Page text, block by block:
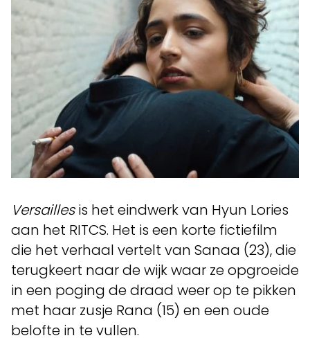
Versaillesis het eindwerk van Hyun Lories
aan het RITCS. Het is een korte fictiefilm
die het verhaal vertelt van Sanaa (23), die
terugkeert naar de wijk waar ze opgroeide
in een poging de draad weer op te pikken
met haar zusje Rana (15) en een oude
belofte in te vullen.